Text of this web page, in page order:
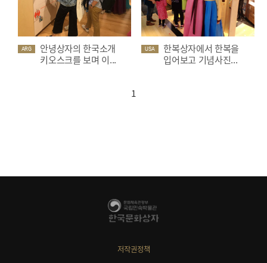
ARG
안녕상자의 한국소개
키오스크를 보며 이...
USA
한복상자에서 한복을
입어보고 기념사진...
1
저작권정책